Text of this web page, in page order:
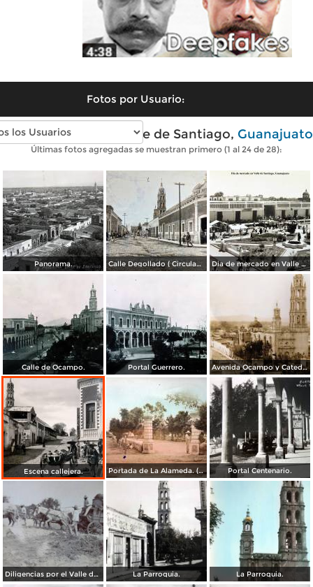
Fotos por Usuario:
Fotos antiguas de Valle de Santiago, Guanajuato
Últimas fotos agregadas se muestran primero (1 al 24 de 28):
Panorama. Calle Degollado ( Circulada el dia 2 de Enero de 1928 ) . Dia de mercado en Valle de Santiago, Guanajuato.
Calle de Ocampo. Portal Guerrero. Avenida Ocampo y Catedral en Valle de Santiago, Guanajuato. ( Circulada el 18 de Abril de 1931 ).
Escena callejera. Portada de La Alameda. ( Circulada el 23 de Mayo de 1948 ). Portal Centenario.
Diligencias por el Valle de Santiago, Guanajuato. La Parroquia. La Parroquia.